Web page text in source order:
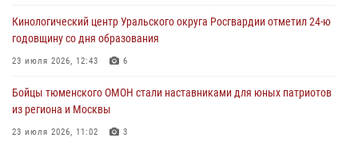
Военнослужащие Росгвардии сбили дрон-разведчик ВСУ на южном
направлении
05 августа 2026, 05:35
Стальной характер продемонстрировали росгвардейцы в ходе
масштабных спортивных событий на Урале
05 августа 2026, 05:22
Кинологический центр Уральского округа Росгвардии отметил 24-ю
годовщину со дня образования
23 июля 2026, 12:43 6
Бойцы тюменского ОМОН стали наставниками для юных патриотов
из региона и Москвы
23 июля 2026, 11:02 3